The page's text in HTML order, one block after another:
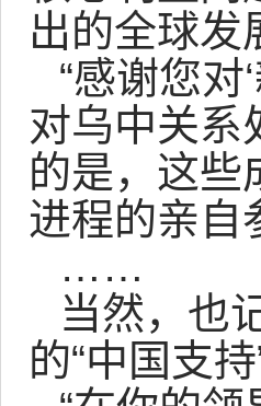
出的全球发
“感谢您对
对乌中关系
的是，这些
进程的亲自
……
当然，也
的“中国支持